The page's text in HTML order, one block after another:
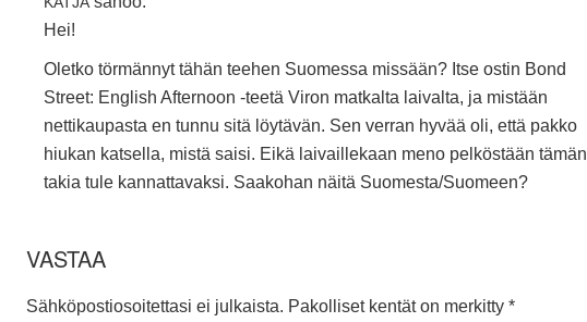
Hei!
Oletko törmännyt tähän teehen Suomessa missään? Itse ostin Bond
Street: English Afternoon -teetä Viron matkalta laivalta, ja mistään
nettikaupasta en tunnu sitä löytävän. Sen verran hyvää oli, että pakko
hiukan katsella, mistä saisi. Eikä laivaillekaan meno pelköstään tämän
takia tule kannattavaksi. Saakohan näitä Suomesta/Suomeen?
VASTAA
Sähköpostiosoitettasi ei julkaista. Pakolliset kentät on merkitty *